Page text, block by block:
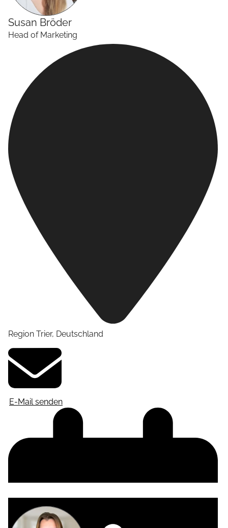
Susan Bröder
Head of Marketing
Region Trier, Deutschland
E-Mail senden